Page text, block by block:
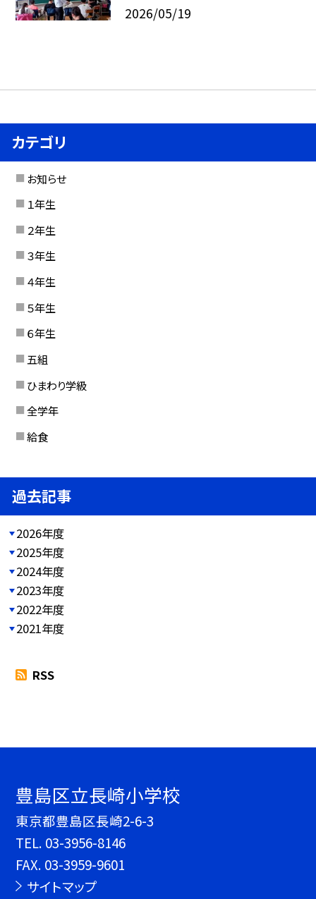
2026/05/19
カテゴリ
お知らせ
１年生
２年生
３年生
４年生
５年生
６年生
五組
ひまわり学級
全学年
給食
過去記事
2026年度
2025年度
2024年度
2023年度
2022年度
2021年度
RSS
豊島区立長崎小学校
東京都豊島区長崎2-6-3
TEL. 03-3956-8146
FAX. 03-3959-9601
サイトマップ